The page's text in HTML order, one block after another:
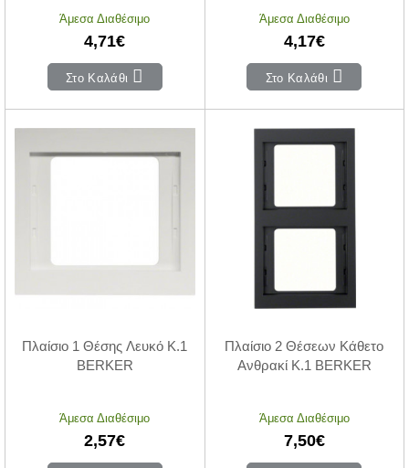
Άμεσα Διαθέσιμο
4,71€
Στο Καλάθι
Άμεσα Διαθέσιμο
4,17€
Στο Καλάθι
Πλαίσιο 1 Θέσης Λευκό K.1
BERKER
Άμεσα Διαθέσιμο
2,57€
Πλαίσιο 2 Θέσεων Κάθετο
Ανθρακί K.1 BERKER
Άμεσα Διαθέσιμο
7,50€